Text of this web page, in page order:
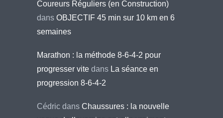
Coureurs Réguliers (en Construction)
dans OBJECTIF 45 min sur 10 km en 6
semaines
Marathon : la méthode 8-6-4-2 pour
progresser vite dans La séance en
progression 8-6-4-2
Cédric dans Chaussures : la nouvelle